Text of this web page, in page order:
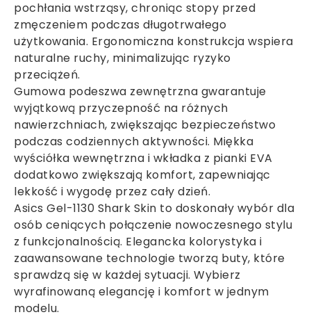
pochłania wstrząsy, chroniąc stopy przed
zmęczeniem podczas długotrwałego
użytkowania. Ergonomiczna konstrukcja wspiera
naturalne ruchy, minimalizując ryzyko
przeciążeń.
Gumowa podeszwa zewnętrzna gwarantuje
wyjątkową przyczepność na różnych
nawierzchniach, zwiększając bezpieczeństwo
podczas codziennych aktywności. Miękka
wyściółka wewnętrzna i wkładka z pianki EVA
dodatkowo zwiększają komfort, zapewniając
lekkość i wygodę przez cały dzień.
Asics Gel-1130 Shark Skin to doskonały wybór dla
osób ceniących połączenie nowoczesnego stylu
z funkcjonalnością. Elegancka kolorystyka i
zaawansowane technologie tworzą buty, które
sprawdzą się w każdej sytuacji. Wybierz
wyrafinowaną elegancję i komfort w jednym
modelu.